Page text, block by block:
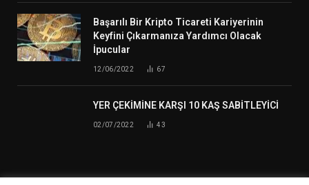
Başarılı Bir Kripto Ticareti Kariyerinin
Keyfini Çıkarmanıza Yardımcı Olacak
İpucular
12/06/2022 67
YER ÇEKİMİNE KARŞI 10 KAŞ SABİTLEYİCİ
02/07/2022 43